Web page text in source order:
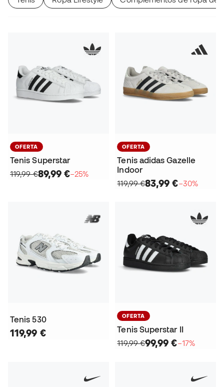
OFERTA
Tenis Superstar
119,99 €89,99 €−25%
OFERTA
Tenis adidas Gazelle
Indoor
119,99 €83,99 €−30%
Tenis 530
119,99 €
OFERTA
Tenis Superstar II
119,99 €99,99 €−17%